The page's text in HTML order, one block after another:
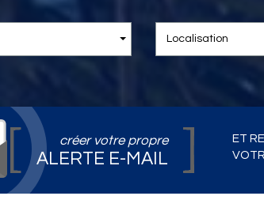
Localisation
créer votre propre
ALERTE E-MAIL
ET